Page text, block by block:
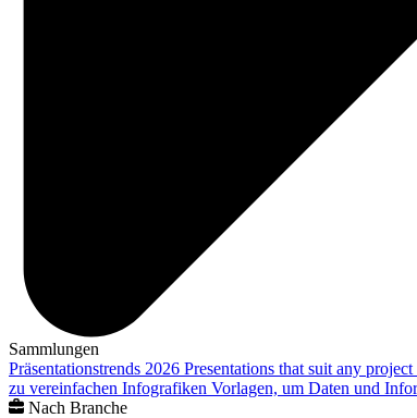
Sammlungen
Präsentationstrends 2026 Presentations that suit any project
zu vereinfachen Infografiken Vorlagen, um Daten und
Nach Branche